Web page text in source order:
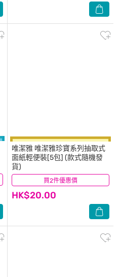
買2件優惠價
唯潔雅 唯潔雅珍寶系列抽取式
面紙輕便裝[5包] (款式隨機發
貨)
HK$20.00
(6)